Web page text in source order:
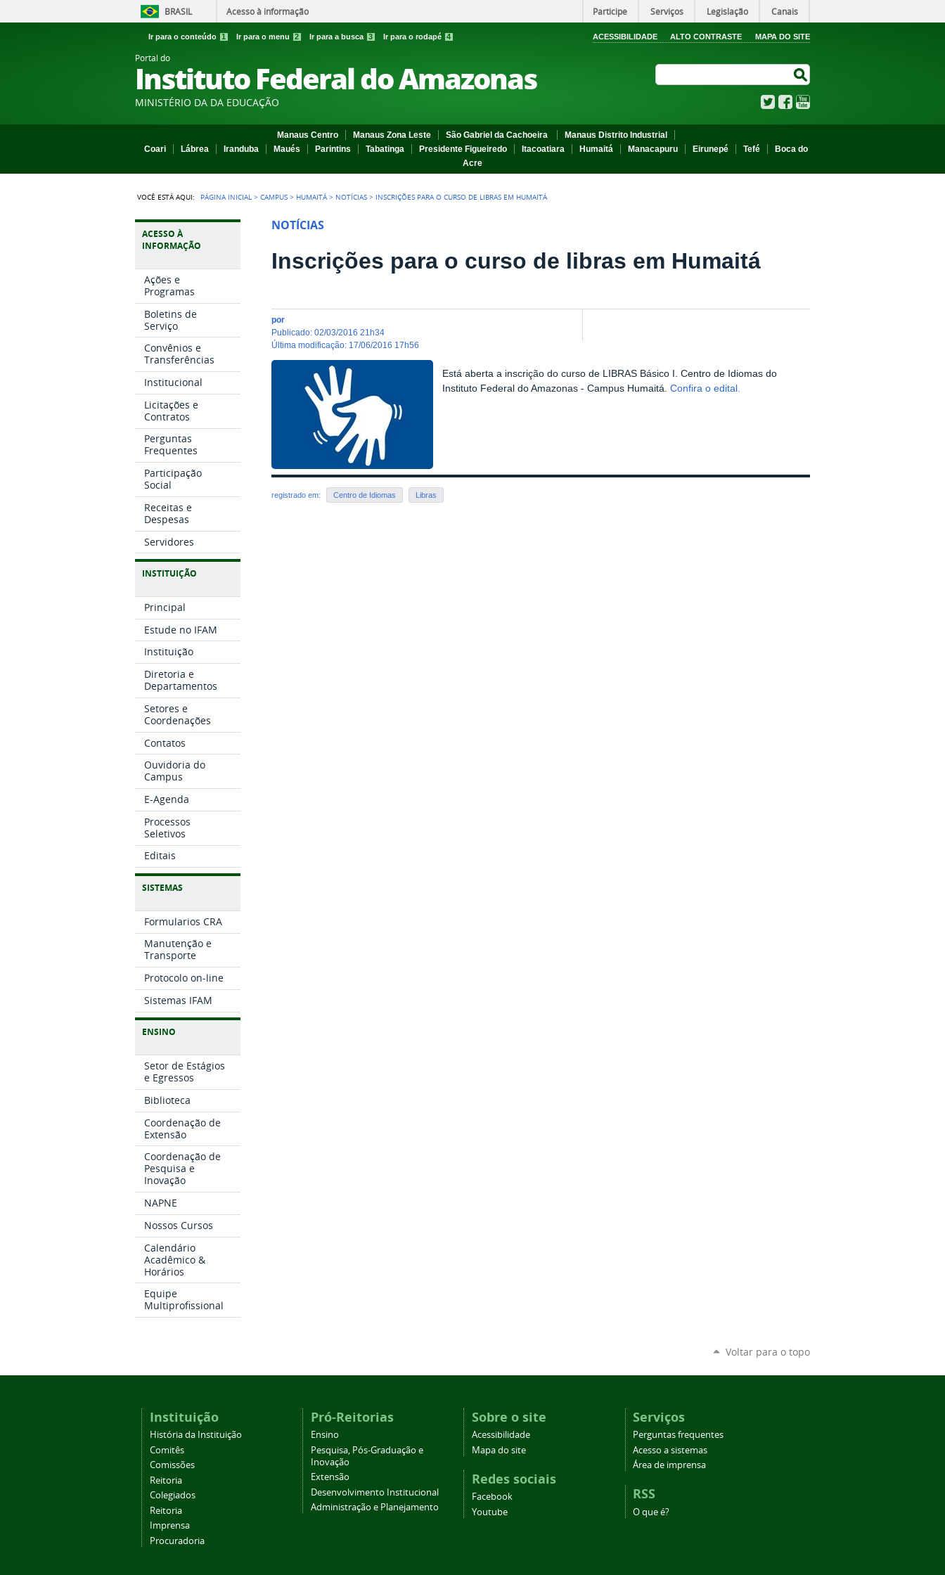
BRASIL Acesso à informação Participe Serviços Legislação Canais
Ir para o conteúdo 1 Ir para o menu 2 Ir para a busca 3 Ir para o rodapé 4 ACESSIBILIDADE ALTO CONTRASTE MAPA DO SITE
Portal do
Instituto Federal do Amazonas
MINISTÉRIO DA DA EDUCAÇÃO TwitterFacebook
Manaus Centro Manaus Zona Leste São Gabriel da Cachoeira
Manaus Distrito Industrial
Coari
Lábrea Iranduba Maués Parintins Tabatinga Presidente Figueiredo Itacoatiara Humaitá Manacapuru Eirunepé Tefé
Boca do
Acre
VOCÊ ESTÁ AQUI: PÁGINA INICIAL >CAMPUS > HUMAITÁ > NOTÍCIAS > INSCRIÇÕES PARA O CURSO DE LIBRAS EM HUMAITÁ
ACESSO À
INFORMAÇÃO
Ações e
Programas
Boletins de
Serviço
Convênios e
Transferências
Institucional
Licitações e
Contratos
Perguntas
Frequentes
Participação
Social
Receitas e
Despesas
Servidores
INSTITUIÇÃO
Principal
Estude no IFAM
Instituição
Diretoria e
Departamentos
Setores e
Coordenações
Contatos
Ouvidoria do
Campus
E-Agenda
Processos
Seletivos
Editais
SISTEMAS
Formularios CRA
Manutenção e
Transporte
Protocolo on-line
Sistemas IFAM
ENSINO
Setor de Estágios
e Egressos
Biblioteca
Coordenação de
Extensão
Coordenação de
Pesquisa e
Inovação
NAPNE
Nossos Cursos
Calendário
Acadêmico &
Horários
Equipe
Multiprofissional
NOTÍCIAS
Inscrições para o curso de libras em Humaitá
por
publicado:02/03/2016 21h34
última modificação: 17/06/2016 17h56
Está aberta a inscrição do curso de LIBRAS Básico I. Centro de Idiomas do
Instituto Federal do Amazonas - Campus Humaitá. Confira o edital.
registrado em: Centro de Idiomas Libras
Voltar para o topo
Instituição
História da Instituição
Comitês
Comissões
Reitoria
Colegiados
Reitoria
Imprensa
Procuradoria
Pró-Reitorias
Ensino
Pesquisa, Pós-Graduação e
Inovação
Extensão
Desenvolvimento Institucional
Administração e Planejamento
Sobre o site
Acessibilidade
Mapa do site
Redes sociais
Facebook
Youtube
Serviços
Perguntas frequentes
Acesso a sistemas
Área de imprensa
RSS
O que é?